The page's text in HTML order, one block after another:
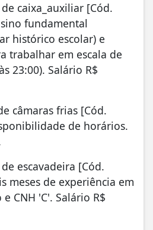
caixa_auxiliar [Cód.
fundamental
histórico escolar) e
trabalhar em escala de
23:00). Salário R$
câmaras frias [Cód.
de horários.
escavadeira [Cód.
meses de experiência em
CNH 'C'. Salário R$